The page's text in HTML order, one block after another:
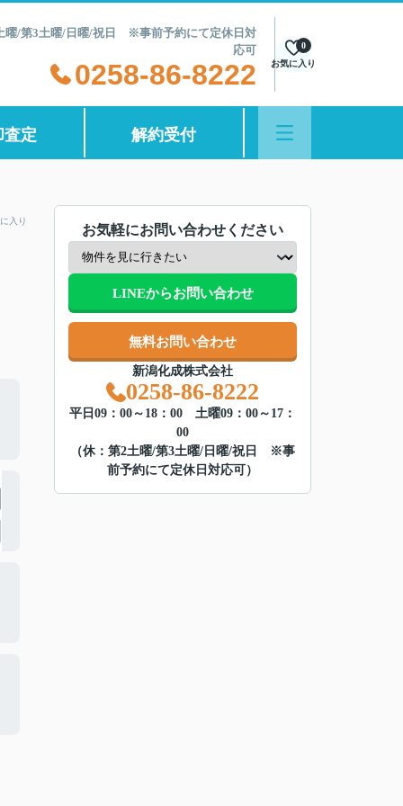
曜/第3土曜/日曜/祝日 ※事前予約にて定休日対
応可
0258-86-8222 お気に入り
0
査定 解約受付
入り
お気軽にお問い合わせください
LINEからお問い合わせ
無料お問い合わせ
新潟化成株式会社
0258-86-8222
平日09：00～18：00 土曜09：00～17：
00
（休：第2土曜/第3土曜/日曜/祝日 ※事
前予約にて定休日対応可）